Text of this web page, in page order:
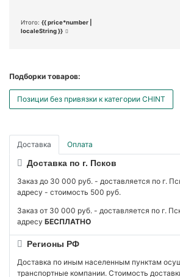
Итого: {{ price*number |
localeString }}
Подборки товаров:
Позиции без привязки к категории CHINT
Доставка Оплата
Доставка по г. Псков
Заказ до 30 000 руб. - доставляется по г.
адресу - стоимость 500 руб.
Заказ от 30 000 руб. - доставляется по г.
адресу БЕСПЛАТНО
Регионы РФ
Доставка по иным населенным пунктам
транспортные компании. Стоимость